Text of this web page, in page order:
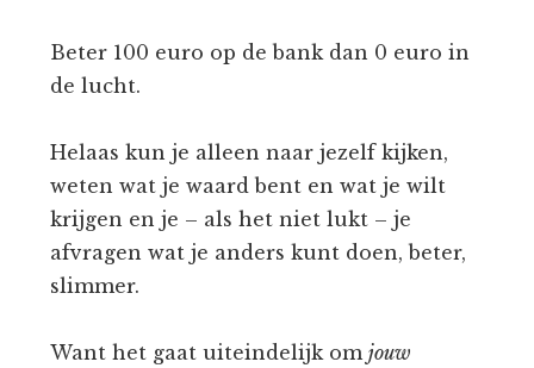
Beter 100 euro op de bank dan 0 euro in
de lucht.
Helaas kun je alleen naar jezelf kijken,
weten wat je waard bent en wat je wilt
krijgen en je – als het niet lukt – je
afvragen wat je anders kunt doen, beter,
slimmer.
Want het gaat uiteindelijk omjouw